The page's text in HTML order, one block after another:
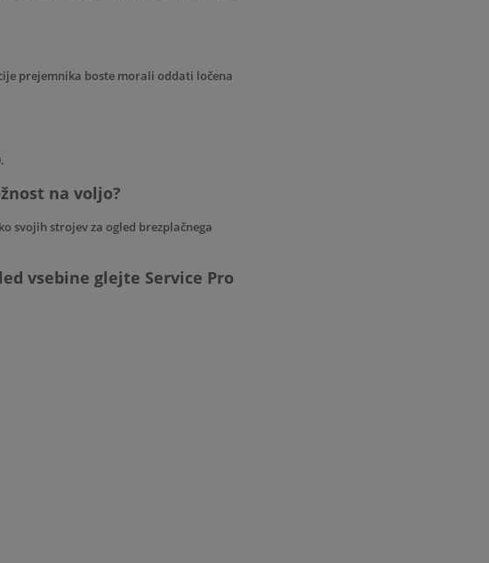
prejemnika boste morali oddati ločena
na voljo?
svojih strojev za ogled brezplačnega
vsebine glejte Service Pro